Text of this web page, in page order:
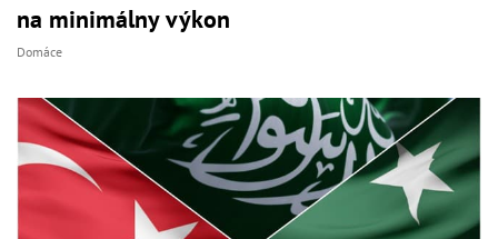
na minimálny výkon
Domáce